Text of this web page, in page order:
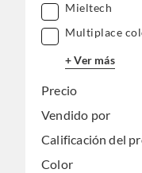
Mieltech
Multiplace
+ Ver más
Precio
Vendido por
Calificación del
Color